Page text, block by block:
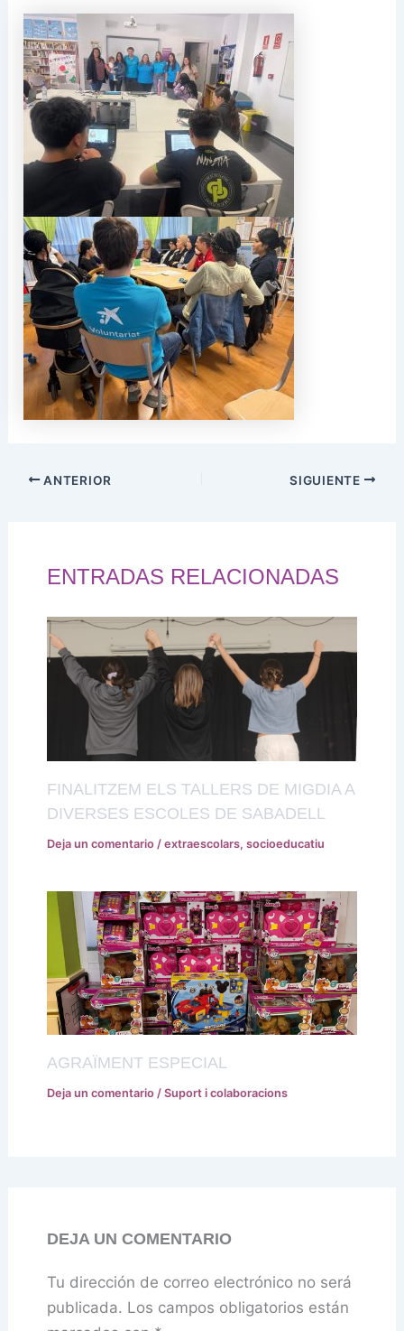
ANTERIOR SIGUIENTE
ENTRADAS RELACIONADAS
FINALITZEM ELS TALLERS DE MIGDIA A
DIVERSES ESCOLES DE SABADELL
Deja un comentario / extraescolars, socioeducatiu
AGRAÏMENT ESPECIAL
Deja un comentario / Suport i colaboracions
DEJA UN COMENTARIO
Tu dirección de correo electrónico no será
publicada. Los campos obligatorios están